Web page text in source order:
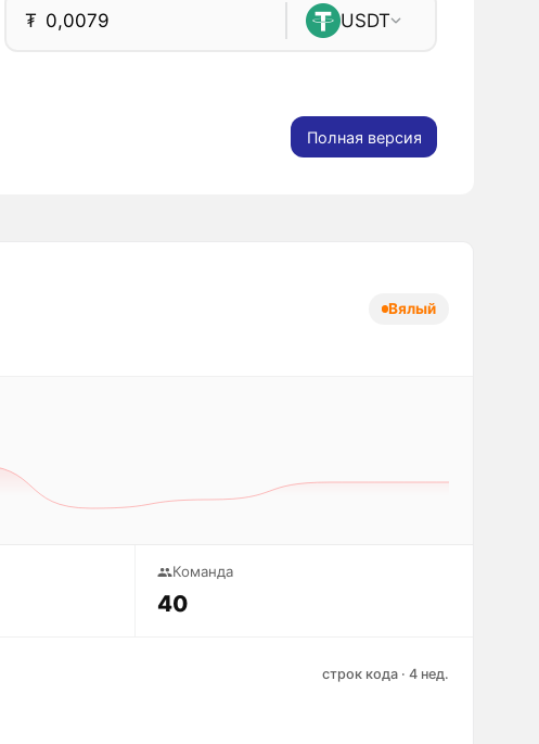
₮ USDT
Полная версия
Вялый
Команда
40
строк кода · 4 нед.